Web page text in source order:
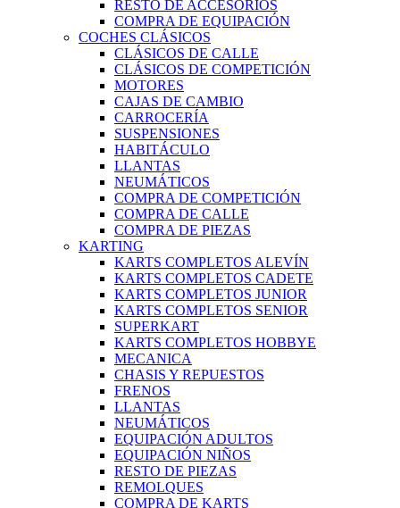
RESTO DE ACCESORIOS
COMPRA DE EQUIPACIÓN
COCHES CLÁSICOS
CLÁSICOS DE CALLE
CLÁSICOS DE COMPETICIÓN
MOTORES
CAJAS DE CAMBIO
CARROCERÍA
SUSPENSIONES
HABITÁCULO
LLANTAS
NEUMÁTICOS
COMPRA DE COMPETICIÓN
COMPRA DE CALLE
COMPRA DE PIEZAS
KARTING
KARTS COMPLETOS ALEVÍN
KARTS COMPLETOS CADETE
KARTS COMPLETOS JUNIOR
KARTS COMPLETOS SENIOR
SUPERKART
KARTS COMPLETOS HOBBYE
MECANICA
CHASIS Y REPUESTOS
FRENOS
LLANTAS
NEUMÁTICOS
EQUIPACIÓN ADULTOS
EQUIPACIÓN NIÑOS
RESTO DE PIEZAS
REMOLQUES
COMPRA DE KARTS